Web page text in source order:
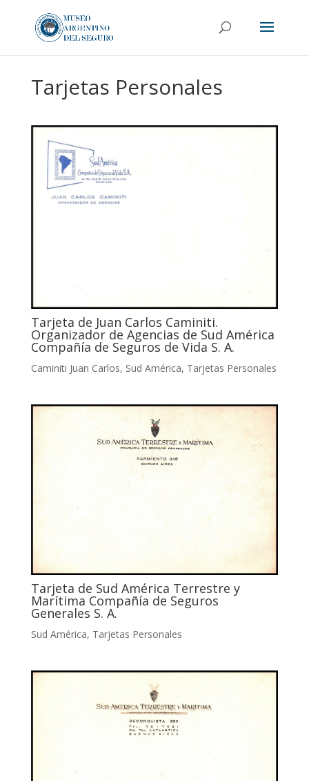
Tarjetas Personales
Tarjeta de Juan Carlos Caminiti.
Organizador de Agencias de Sud América
Compañía de Seguros de Vida S. A.
Caminiti Juan Carlos, Sud América, Tarjetas Personales
Tarjeta de Sud América Terrestre y
Marítima Compañía de Seguros
Generales S. A.
Sud América, Tarjetas Personales